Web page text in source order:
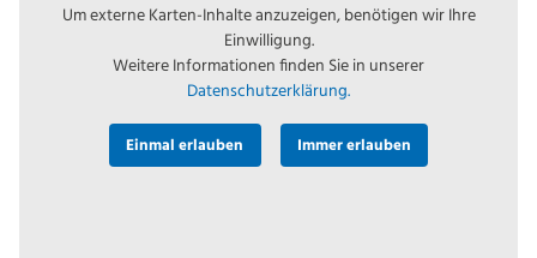
Um externe Karten-Inhalte anzuzeigen, benötigen wir Ihre
Einwilligung.
Weitere Informationen finden Sie in unserer
Datenschutzerklärung.
Einmal erlauben Immer erlauben